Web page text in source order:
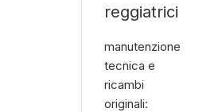
reggiatrici
manutenzione
tecnica e
ricambi
originali: